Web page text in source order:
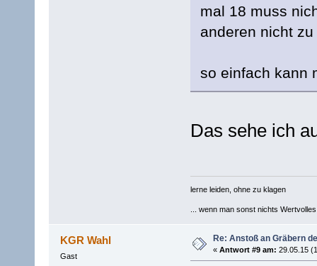
mal 18 muss
anderen nicht
so einfach kann
Das sehe ich
lerne leiden, ohne zu klagen
... wenn man sonst nichts
KGR Wahl
Gast
Re: Anstoß an Gräbern
« Antwort #9 am: 29.05.15